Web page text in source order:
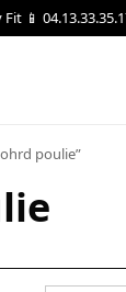
📱
poulie”